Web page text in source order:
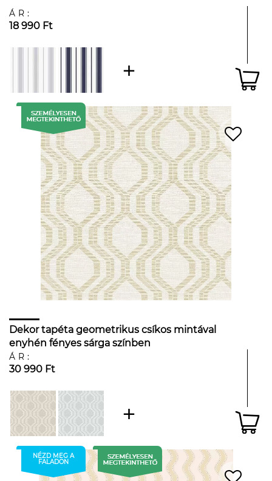
ÁR:
18 990 Ft
Dekor tapéta geometrikus csíkos mintával
enyhén fényes sárga színben
ÁR:
30 990 Ft
NÉZD MEG A
FALADON